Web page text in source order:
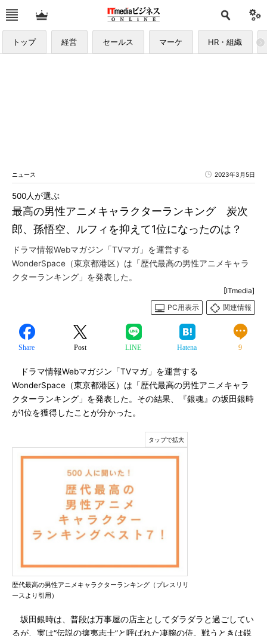
トップ 経営 セールス マーケ HR・組織
ニュース 2023年3月5日
最高の男性アニメキャラクターランキング 炭次
郎、孫悟空、ルフィを抑えて1位になったのは？
500人が選ぶ
ドラマ情報Webマガジン「TVマガ」を運営する
WonderSpace（東京都港区）は「歴代最高の男性アニメキャラ
クターランキング」を発表した。
[ITmedia]
PC用表示
関連情報
Share Post LINE Hatena 9
ドラマ情報Webマガジン「TVマガ」を運営する
WonderSpace（東京都港区）は「歴代最高の男性アニメキャラ
クターランキング」を発表した。その結果、『銀魂』の坂田銀時
が1位を獲得したことが分かった。
歴代最高の男性アニメキャラクターランキング（プレスリリ
ースより引用）
坂田銀時は、普段は万事屋の店主としてダラダラと過ごしてい
るが、実は“伝説の攘夷志士”と呼ばれた凄腕の侍。戦うときは鋭